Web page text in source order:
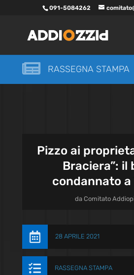
091-5084262
 RASSEGNA STAMPA
Pizzo ai
Braciera”: il
condannato a
daComitato
 28 APRILE 2021
 RASSEGNA STAMPA